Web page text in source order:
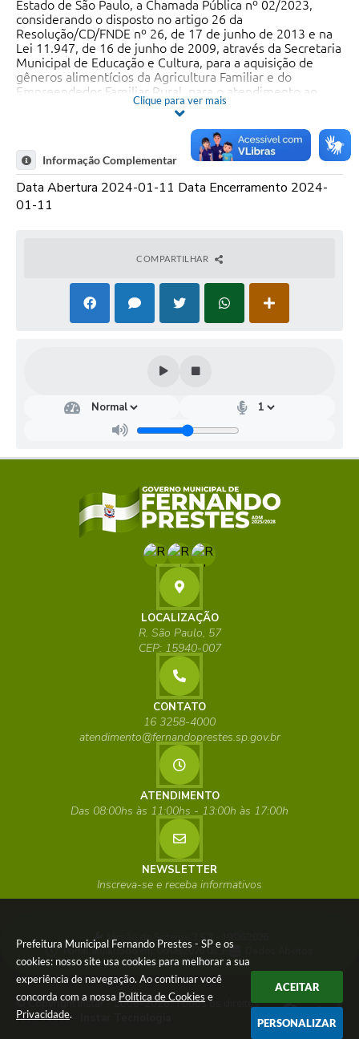
Prefeitura Municipal Fernando Prestes - SP e os
cookies: nosso site usa cookies para melhorar a sua
experiência de navegação. Ao continuar você
concorda com a nossa Política de Cookies e
Privacidade.
ACEITAR
PERSONALIZAR
Estado de São Paulo, a Chamada Pública nº 02/2023,
considerando o disposto no artigo 26 da
Resolução/CD/FNDE nº 26, de 17 de junho de 2013 e na
Lei 11.947, de 16 de junho de 2009, através da Secretaria
Municipal de Educação e Cultura, para a aquisição de
gêneros alimentícios da Agricultura Familiar e do
Empreendedor Familiar Rural, para o atendimento ao
Programa Nacional de Alimentação Escolar/PNAE, até
dezembro de 2024. Os interessados deverão apresentar
a documentação para habilitação e o Projeto de Venda
até o dia 11 DE JANEIRO DE 2024 , ÀS 08:30 HORAS.
Maiores informações, bem como a retirada da pasta com
os elementos que servem de base à Chamada Pública
poderão ser obtidas no Departamento de Licitações da
Prefeitura Municipal, na Rua São Paulo, 57, pelo telefone
Ravazzi Prefeito Municipal
Clique para ver mais
Informação Complementar
Data Abertura 2024-01-11 Data Encerramento 2024-
01-11
COMPARTILHAR
LOCALIZAÇÃO
R. São Paulo, 57
CEP: 15940-007
CONTATO
16 3258-4000
atendimento@fernandoprestes.sp.gov.br
ATENDIMENTO
Das 08:00hs às 11:00hs - 13:00h às 17:00h
NEWSLETTER
Inscreva-se e receba informativos
Versão do Sistema:
3.5.3 - 19/06/2026
Portal atualizado em: 06/08/2026 08:39
© Copyright Instar - 2006-2026. Todos os direitos
reservados -